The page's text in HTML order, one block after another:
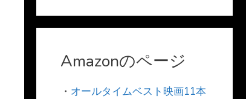
Amazonのページ
・ オールタイムベスト映画11本